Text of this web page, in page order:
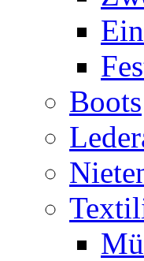
Boots